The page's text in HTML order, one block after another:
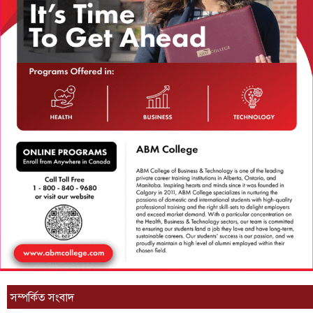
সম্পর্কিত সংবাদ